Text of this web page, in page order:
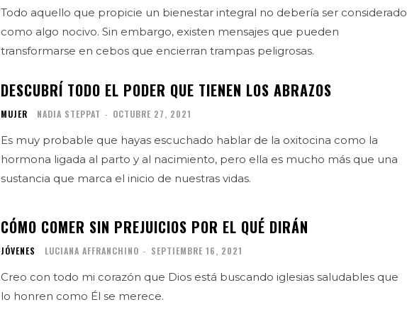
Todo aquello que propicie un bienestar integral no debería ser considerado
como algo nocivo. Sin embargo, existen mensajes que pueden
transformarse en cebos que encierran trampas peligrosas.
DESCUBRÍ TODO EL PODER QUE TIENEN LOS ABRAZOS
MUJER NADIA STEPPAT - OCTUBRE 27, 2021
Es muy probable que hayas escuchado hablar de la oxitocina como la
hormona ligada al parto y al nacimiento, pero ella es mucho más que una
sustancia que marca el inicio de nuestras vidas.
CÓMO COMER SIN PREJUICIOS POR EL QUÉ DIRÁN
JÓVENES LUCIANA AFFRANCHINO - SEPTIEMBRE 16, 2021
Creo con todo mi corazón que Dios está buscando iglesias saludables que
lo honren como Él se merece.